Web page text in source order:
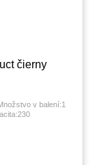
čierny
v balení:1